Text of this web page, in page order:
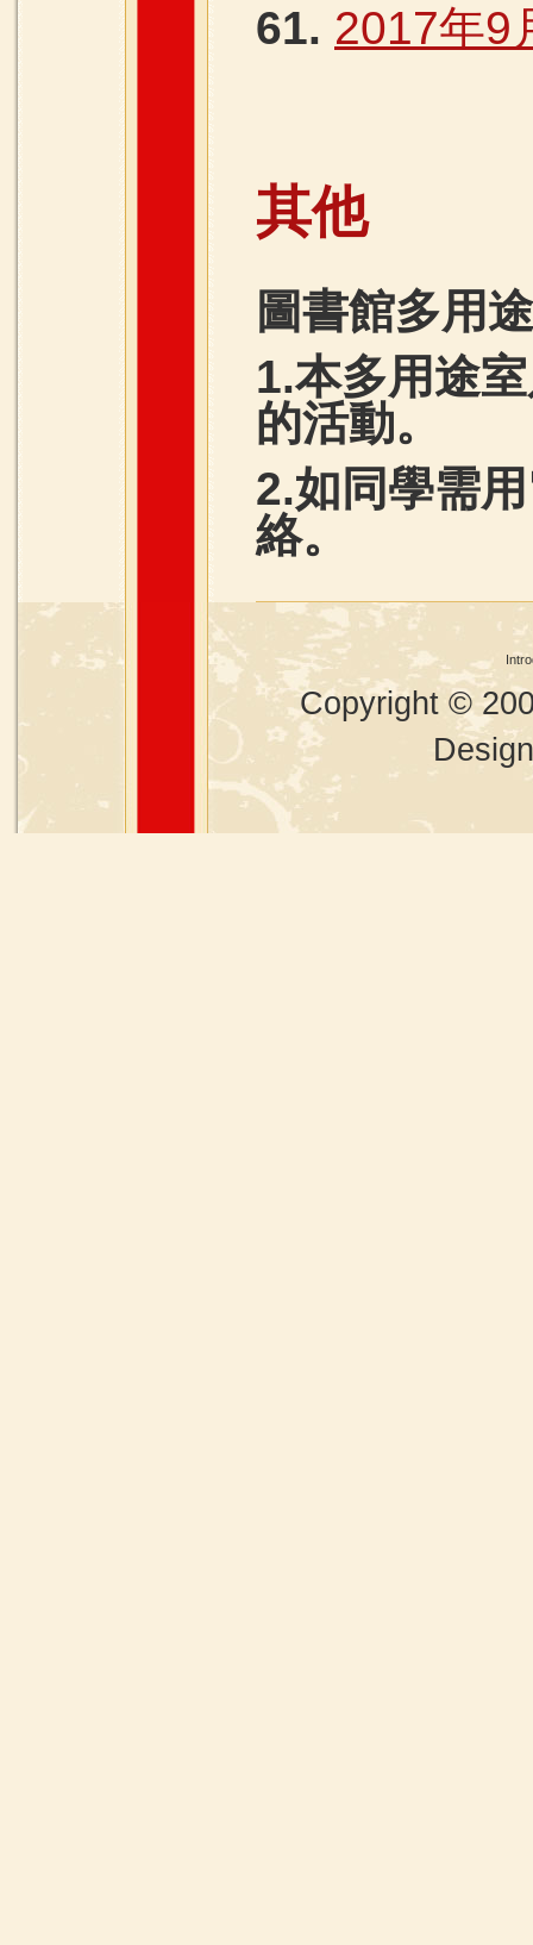
61. 2017年9
其他
圖書館多用
1.本多用途
的活動。
2.如同學需
絡。
Copyright ©